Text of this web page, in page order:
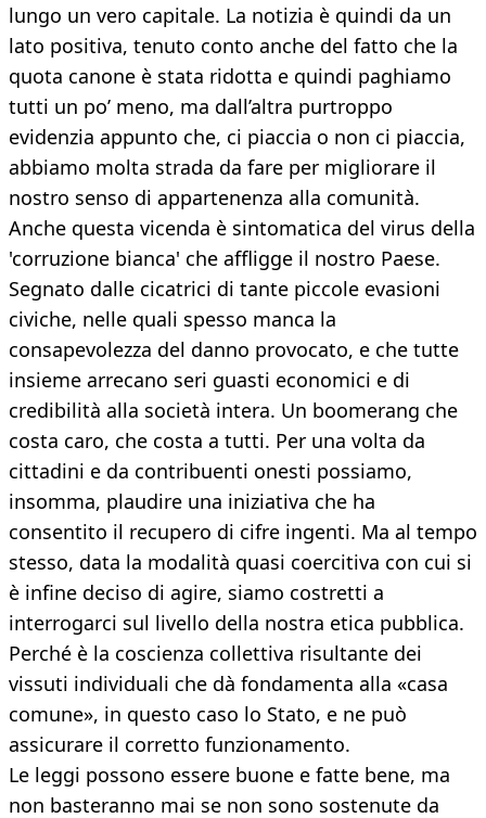
lungo un vero capitale. La notizia è quindi da un
lato positiva, tenuto conto anche del fatto che la
quota canone è stata ridotta e quindi paghiamo
tutti un po’ meno, ma dall’altra purtroppo
evidenzia appunto che, ci piaccia o non ci piaccia,
abbiamo molta strada da fare per migliorare il
nostro senso di appartenenza alla comunità.
Anche questa vicenda è sintomatica del virus della
'corruzione bianca' che affligge il nostro Paese.
Segnato dalle cicatrici di tante piccole evasioni
civiche, nelle quali spesso manca la
consapevolezza del danno provocato, e che tutte
insieme arrecano seri guasti economici e di
credibilità alla società intera. Un boomerang che
costa caro, che costa a tutti. Per una volta da
cittadini e da contribuenti onesti possiamo,
insomma, plaudire una iniziativa che ha
consentito il recupero di cifre ingenti. Ma al tempo
stesso, data la modalità quasi coercitiva con cui si
è infine deciso di agire, siamo costretti a
interrogarci sul livello della nostra etica pubblica.
Perché è la coscienza collettiva risultante dei
vissuti individuali che dà fondamenta alla «casa
comune», in questo caso lo Stato, e ne può
assicurare il corretto funzionamento.
Le leggi possono essere buone e fatte bene, ma
non basteranno mai se non sono sostenute da